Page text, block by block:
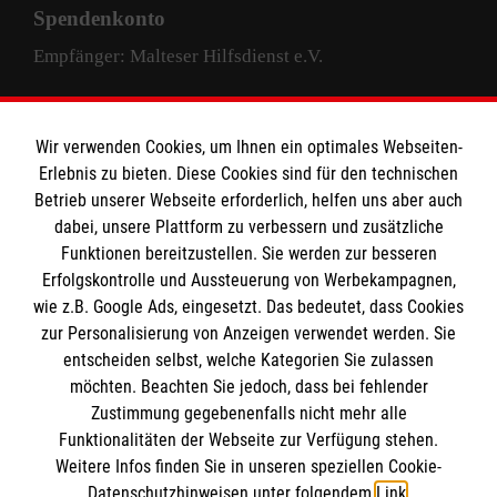
Spendenkonto
Empfänger: Malteser Hilfsdienst e.V.
IBAN: DE63 3706 0193 4004 4000 33
BIC: GENODED1PAX
facebook
Juli 9, 2025
instagram
Juli 9, 2025
LinkedIn
Juli 9, 2025
Wir verwenden Cookies, um Ihnen ein optimales Webseiten-
Erlebnis zu bieten. Diese Cookies sind für den technischen
Betrieb unserer Webseite erforderlich, helfen uns aber auch
dabei, unsere Plattform zu verbessern und zusätzliche
Funktionen bereitzustellen. Sie werden zur besseren
Erfolgskontrolle und Aussteuerung von Werbekampagnen,
wie z.B. Google Ads, eingesetzt. Das bedeutet, dass Cookies
zur Personalisierung von Anzeigen verwendet werden. Sie
entscheiden selbst, welche Kategorien Sie zulassen
möchten. Beachten Sie jedoch, dass bei fehlender
Zustimmung gegebenenfalls nicht mehr alle
Funktionalitäten der Webseite zur Verfügung stehen.
Weitere Infos finden Sie in unseren speziellen Cookie-